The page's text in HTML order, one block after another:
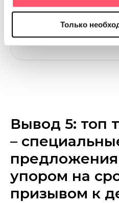
Только
Да
Вывод 5: топ
–
упором на
призывом к